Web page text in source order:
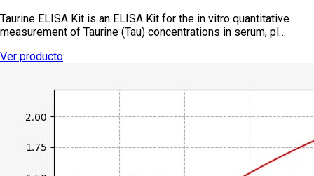
Taurine ELISA Kit is an ELISA Kit for the in vitro quantitative
measurement of Taurine (Tau) concentrations in serum, pl…
Ver producto